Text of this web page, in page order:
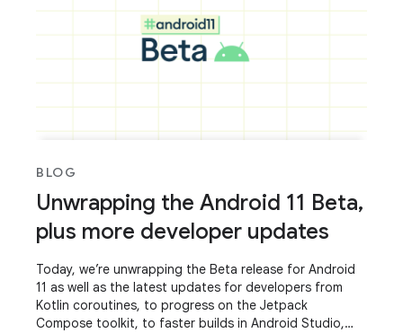
BLOG
Unwrapping the Android 11 Beta,
plus more developer updates
Today, we’re unwrapping the Beta release for Android
11 as well as the latest updates for developers from
Kotlin coroutines, to progress on the Jetpack
Compose toolkit, to faster builds in Android Studio,